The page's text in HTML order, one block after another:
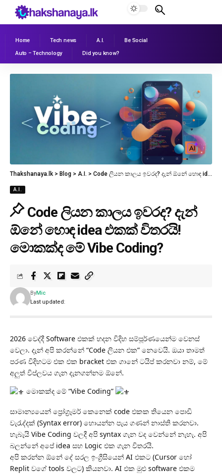
Home Tech news A.I.
Be Social
Auto – Technology
Did you know?
Thakshanaya.lk > Blog > A.I. > Code ලියන කාලය ඉවරද? දැන් ඕනේ හොඳ idea එකක් විතරයි! මොකක්ද මේ Vibe Coding?
A.I.
Code ලියන කාලය ඉවරද? දැන්
ඕනේ හොඳ idea එකක් විතරයි!
මොකක්ද මේ Vibe Coding?
Last updated:
ByMic
2026 වෙද්දී Software එකක් හදන විදිහ සම්පූර්ණයෙන්ම වෙනස්
වෙලා. දැන් අපි කරන්නේ “Code ලියන එක” නෙවෙයි. ඔයා තාමත්
පරණ විදිහටම එක එක bracket එක ගානේ ටයිප් කරනවා නම්, මේ
අලුත් විප්ලවය ගැන දැනගන්නම ඕනේ.
මොකක්ද මේ “Vibe Coding”
සාමාන්‍යයෙන් ප්‍රෝග්‍රෑමර් කෙනෙක් code එකක තියෙන පොඩි
වැරැද්දක් (Syntax error) හොයන්න පැය ගණන් නාස්ති කරනවා.
හැබැයි Vibe Coding වලදී අපි syntax ගැන වද වෙන්නේ නැහැ. අපි
බලන්නේ අපේ idea සහ Logic එක ගැන විතරයි.
අපි කරන්න ඕනේ දේ සරල ඉංග්‍රීසියෙන් AI එකට (Cursor හෝ
Replit වගේ tools වලට) කියනවා. AI එක මුළු software එකම